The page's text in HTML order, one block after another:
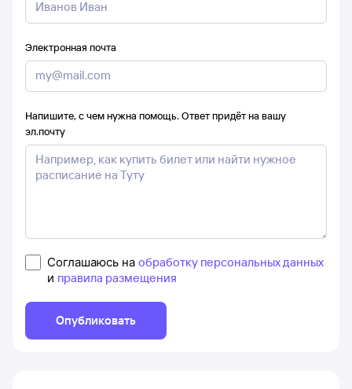
Электронная почта
Напишите, с чем нужна помощь. Ответ придёт на вашу
эл.почту
Соглашаюсь на обработку персональных данных
и правила размещения
Опубликовать